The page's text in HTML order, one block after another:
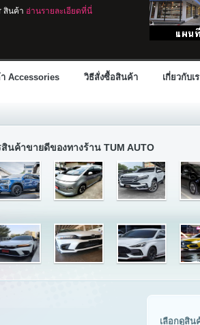
สินค้า อ่านรายละเอียดที่นี่
Accessories วิธีสั่งซื้อสินค้า เกี่ยวกับเ
นค้าขายดีของทางร้าน TUM AUTO
เลือกดูสิน